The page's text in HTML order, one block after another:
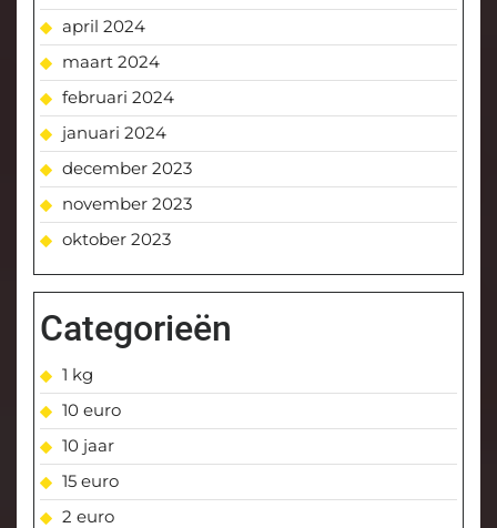
april 2024
maart 2024
februari 2024
januari 2024
december 2023
november 2023
oktober 2023
Categorieën
1 kg
10 euro
10 jaar
15 euro
2 euro